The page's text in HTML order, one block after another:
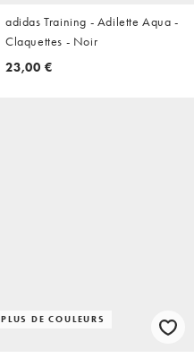
adidas Training - Adilette Aqua -
Claquettes - Noir
23,00 €
PLUS DE COULEURS